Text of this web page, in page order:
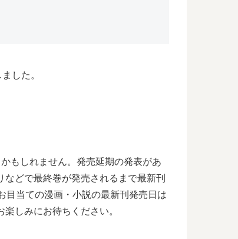
した。
もしれません。発売延期の発表があ
どで最終巻が発売されるまで最新刊
目当ての漫画・小説の最新刊発売日は
しみにお待ちください。